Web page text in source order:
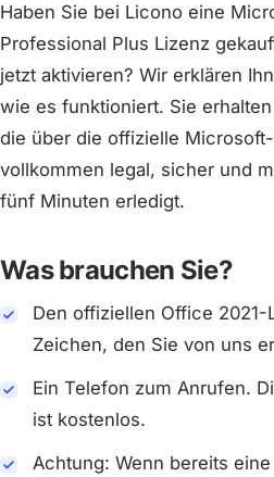
Haben Sie bei Licono eine
Professional Plus Lizenz
jetzt aktivieren? Wir erklären
wie es funktioniert. Sie
die über die offizielle
vollkommen legal, sicher und
fünf Minuten erledigt.
Was brauchen Sie?
Den offiziellen Office
Zeichen, den Sie von uns
Ein Telefon zum Anrufen.
ist kostenlos.
Achtung: Wenn bereits